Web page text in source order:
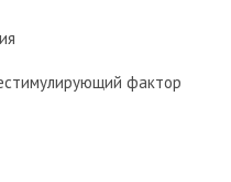
фактор